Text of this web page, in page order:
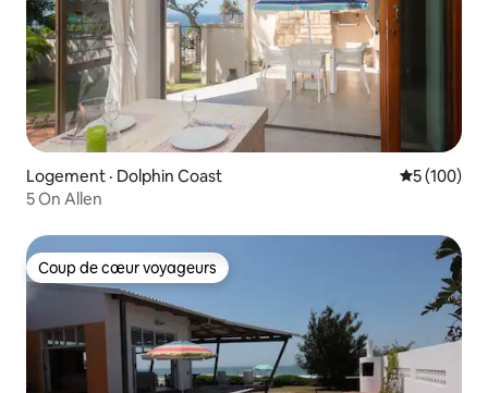
Logement · Dolphin Coast Note
5 (100)
5 On Allen
Coup de cœur voyageurs
Coup de cœur voyageurs